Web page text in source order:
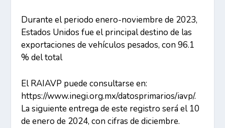
Durante el periodo enero-noviembre de 2023,
Estados Unidos fue el principal destino de las
exportaciones de vehículos pesados, con 96.1
% del total
El RAIAVP puede consultarse en:
https://www.inegi.org.mx/datosprimarios/iavp/.
La siguiente entrega de este registro será el 10
de enero de 2024, con cifras de diciembre.